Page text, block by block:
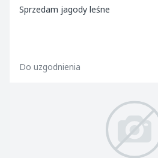
Sprzedam jagody leśne
Do uzgodnienia